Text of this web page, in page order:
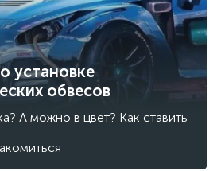
установке
обвесов
А можно в цвет? Как ставить